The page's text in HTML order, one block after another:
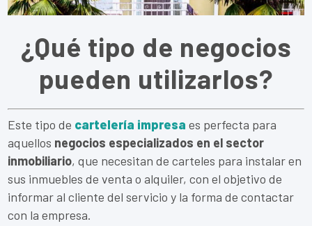
¿Qué tipo de negocios
pueden utilizarlos?
Este tipo de cartelería impresa es perfecta para
aquellos negocios especializados en el sector
inmobiliario, que necesitan de carteles para instalar en
sus inmuebles de venta o alquiler, con el objetivo de
informar al cliente del servicio y la forma de contactar
con la empresa.